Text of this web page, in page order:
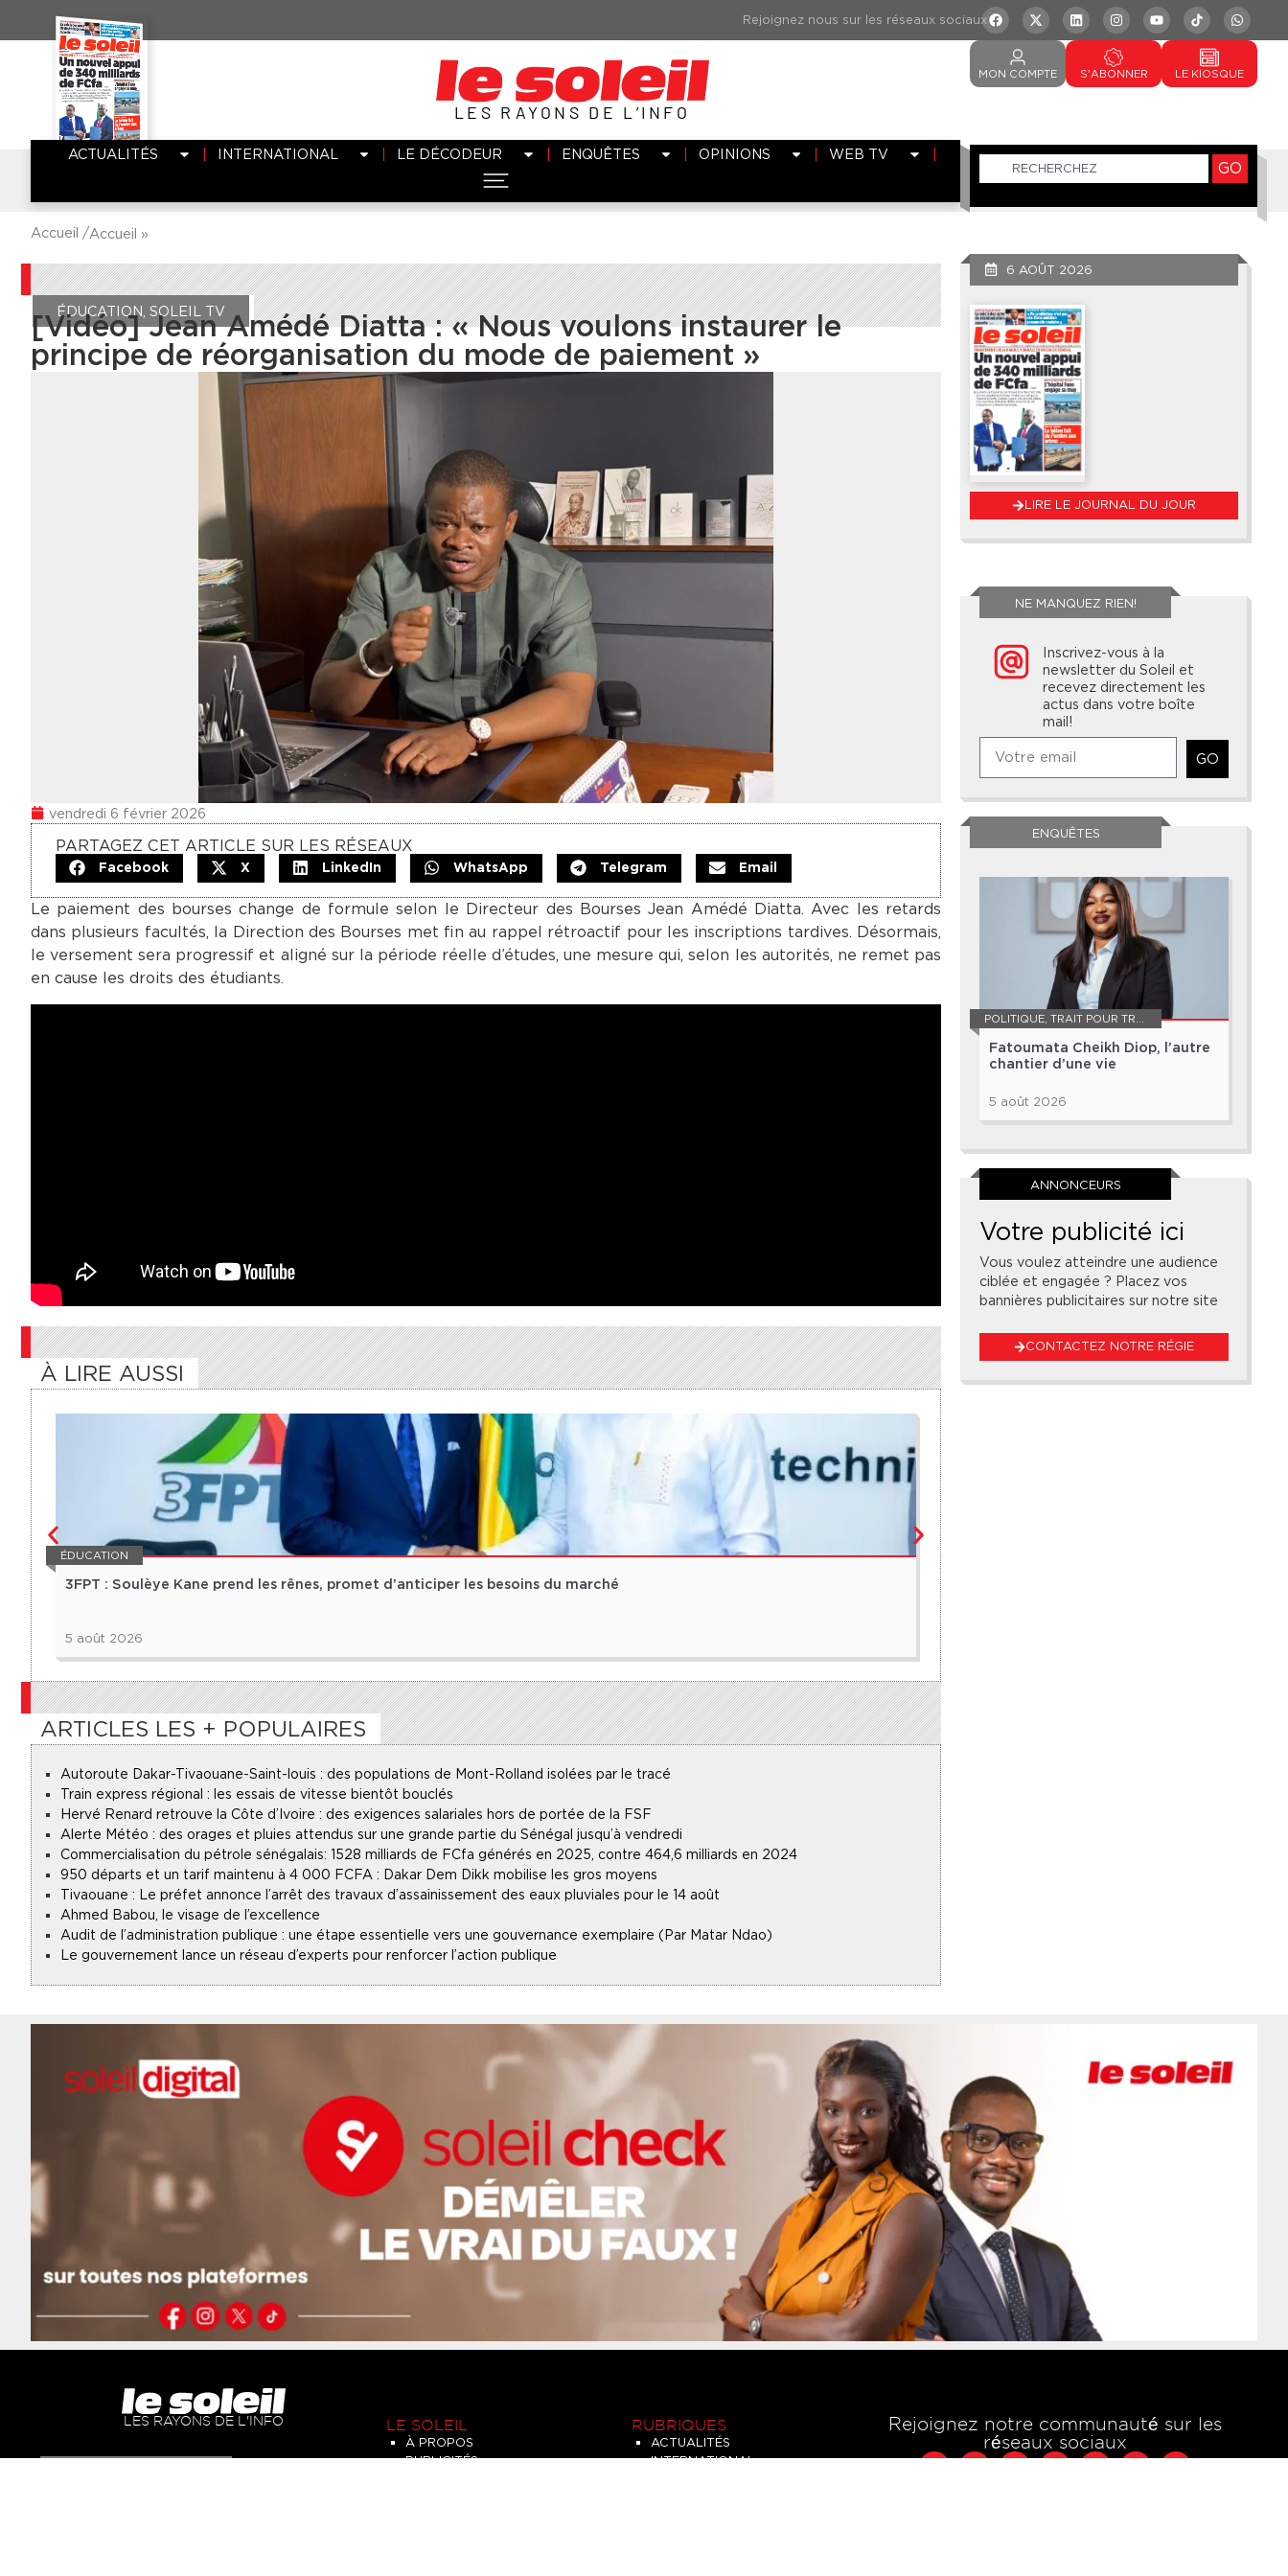
LES RAYONS DE L’INFO
MON COMPTE S'ABONNER LE KIOSQUE
ACTUALITÉS INTERNATIONAL LE DÉCODEUR ENQUÊTES OPINIONS WEB TV
GO
Accueil /Accueil »
ÉDUCATION SOLEIL TV
[Vidéo] Jean Amédé Diatta : « Nous voulons instaurer le
principe de réorganisation du mode de paiement »
vendredi 6 février 2026
PARTAGEZ CET ARTICLE SUR LES RÉSEAUX
Facebook X LinkedIn WhatsApp Telegram Email
Le paiement des bourses change de formule selon le Directeur des Bourses Jean Amédé Diatta. Avec les retards
dans plusieurs facultés, la Direction des Bourses met fin au rappel rétroactif pour les inscriptions tardives. Désormais,
le versement sera progressif et aligné sur la période réelle d’études, une mesure qui, selon les autorités, ne remet pas
en cause les droits des étudiants.
À LIRE AUSSI
ÉDUCATION
3FPT : Soulèye Kane prend les rênes, promet d’anticiper les besoins du marché
5 août 2026
ÉDUCATION
ARTICLES LES + POPULAIRES
Autoroute Dakar-Tivaouane-Saint-louis : des populations de Mont-Rolland isolées par le tracé
Train express régional : les essais de vitesse bientôt bouclés
Hervé Renard retrouve la Côte d’Ivoire : des exigences salariales hors de portée de la FSF
Alerte Météo : des orages et pluies attendus sur une grande partie du Sénégal jusqu’à vendredi
Commercialisation du pétrole sénégalais : 1528 milliards de FCfa générés en 2025, contre 464,6 milliards en 2024
950 départs et un tarif maintenu à 4 000 FCFA : Dakar Dem Dikk mobilise les gros moyens
Tivaouane : Le préfet annonce l’arrêt des travaux d’assainissement des eaux pluviales pour le 14 août
Ahmed Babou, le visage de l’excellence
Audit de l’administration publique : une étape essentielle vers une gouvernance exemplaire (Par Matar Ndao)
Le gouvernement lance un réseau d’experts pour renforcer l’action publique
6 AOÛT 2026
LIRE LE JOURNAL DU JOUR
NE MANQUEZ RIEN!
Inscrivez-vous à la
newsletter du Soleil et
recevez directement les
actus dans votre boîte
mail!
GO
ENQUÊTES
POLITIQUE, TRAIT POUR TRAIT
Fatoumata Cheikh Diop, l’autre
chantier d’une vie
5 août 2026
ANNONCEURS
Votre publicité ici
Vous voulez atteindre une audience
ciblée et engagée ? Placez vos
bannières publicitaires sur notre site
CONTACTEZ NOTRE RÉGIE
LES RAYONS DE L'INFO LE SOLEIL
À PROPOS
PUBLICITÉS
RUBRIQUES
ACTUALITÉS
INTERNATIONAL
Rejoignez notre communauté sur les
réseaux sociaux